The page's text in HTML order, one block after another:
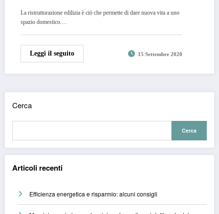
La ristrutturazione edilizia è ciò che permette di dare nuova vita a uno
spazio domestico.…
Leggi il seguito 15 Settembre 2020
Cerca
Cerca
Articoli recenti
Efficienza energetica e risparmio: alcuni consigli